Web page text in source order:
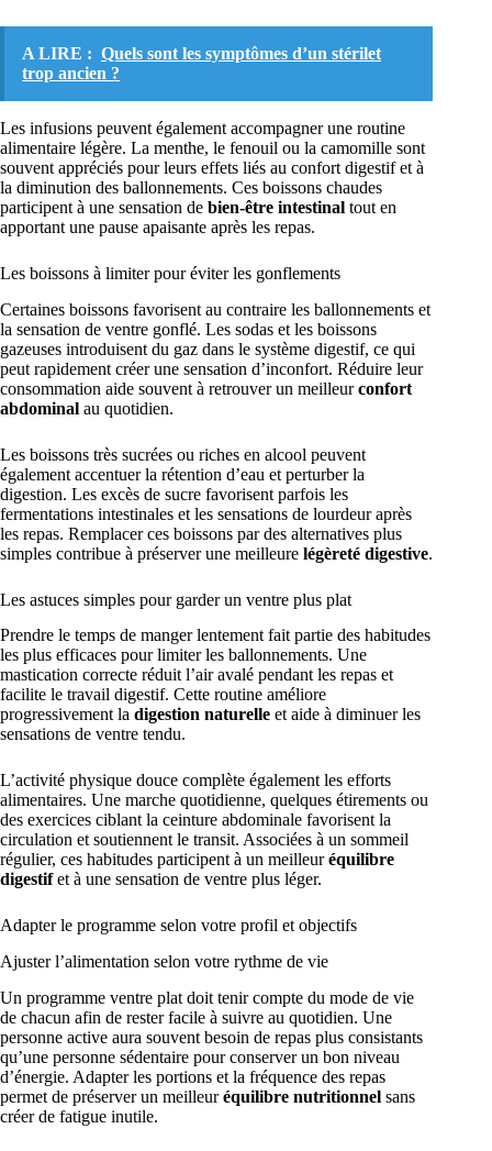
A LIRE : Quels sont les symptômes d’un stérilet
trop ancien ?
Les infusions peuvent également accompagner une routine
alimentaire légère. La menthe, le fenouil ou la camomille sont
souvent appréciés pour leurs effets liés au confort digestif et à
la diminution des ballonnements. Ces boissons chaudes
participent à une sensation de bien-être intestinal tout en
apportant une pause apaisante après les repas.
Les boissons à limiter pour éviter les gonflements
Certaines boissons favorisent au contraire les ballonnements et
la sensation de ventre gonflé. Les sodas et les boissons
gazeuses introduisent du gaz dans le système digestif, ce qui
peut rapidement créer une sensation d’inconfort. Réduire leur
consommation aide souvent à retrouver un meilleurconfort
abdominal au quotidien.
Les boissons très sucrées ou riches en alcool peuvent
également accentuer la rétention d’eau et perturber la
digestion. Les excès de sucre favorisent parfois les
fermentations intestinales et les sensations de lourdeur après
les repas. Remplacer ces boissons par des alternatives plus
simples contribue à préserver une meilleure légèreté digestive.
Les astuces simples pour garder un ventre plus plat
Prendre le temps de manger lentement fait partie des habitudes
les plus efficaces pour limiter les ballonnements. Une
mastication correcte réduit l’air avalé pendant les repas et
facilite le travail digestif. Cette routine améliore
progressivement la digestion naturelle et aide à diminuer les
sensations de ventre tendu.
L’activité physique douce complète également les efforts
alimentaires. Une marche quotidienne, quelques étirements ou
des exercices ciblant la ceinture abdominale favorisent la
circulation et soutiennent le transit. Associées à un sommeil
régulier, ces habitudes participent à un meilleuréquilibre
digestifet à une sensation de ventre plus léger.
Adapter le programme selon votre profil et objectifs
Ajuster l’alimentation selon votre rythme de vie
Un programme ventre plat doit tenir compte du mode de vie
de chacun afin de rester facile à suivre au quotidien. Une
personne active aura souvent besoin de repas plus consistants
qu’une personne sédentaire pour conserver un bon niveau
d’énergie. Adapter les portions et la fréquence des repas
permet de préserver un meilleuréquilibre nutritionnel sans
créer de fatigue inutile.